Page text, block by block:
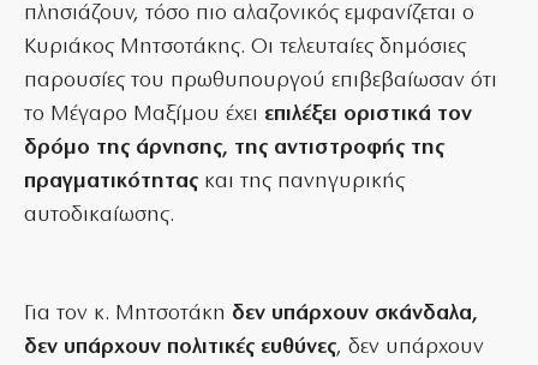
πλησιάζουν, τόσο πιο αλαζονικός εμφανίζεται ο
Κυριάκος Μητσοτάκης. Οι τελευταίες δημόσιες
παρουσίες του πρωθυπουργού επιβεβαίωσαν ότι
το Μέγαρο Μαξίμου έχει επιλέξει οριστικά τον
δρόμο της άρνησης, της αντιστροφής της
πραγματικότητας και της πανηγυρικής
αυτοδικαίωσης.
Για τον κ. Μητσοτάκη δεν υπάρχουν σκάνδαλα,
δεν υπάρχουν πολιτικές ευθύνες, δεν υπάρχουν